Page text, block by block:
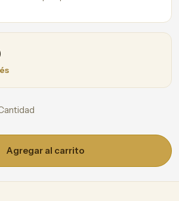
Agregar al carrito